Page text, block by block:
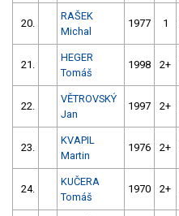
20.
RAŠEK
Michal
1977 1
21.
HEGER
Tomáš
1998 2+
22.
VĚTROVSKÝ
Jan
1997 2+
23.
KVAPIL
Martin
1976 2+
24.
KUČERA
Tomáš
1970 2+